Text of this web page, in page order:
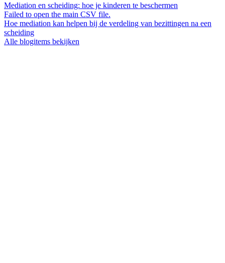
Mediation en scheiding: hoe je kinderen te beschermen
Failed to open the main CSV file.
Hoe mediation kan helpen bij de verdeling van bezittingen na een
scheiding
Alle blogitems bekijken